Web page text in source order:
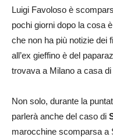
Luigi Favoloso è
pochi giorni dopo la cosa
che non ha più notizie dei
all’ex gieffino è del
trovava a Milano a casa
Non solo, durante la
parlerà anche del caso di
marocchine scomparsa a